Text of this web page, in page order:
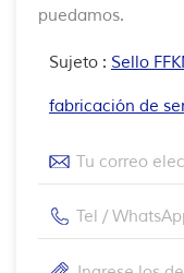
puedamos.
Sujeto : Sello
fabricación de